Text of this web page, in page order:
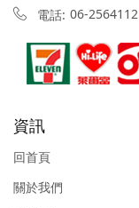
電話: 06-2564112
資訊
回首頁
關於我們